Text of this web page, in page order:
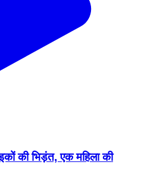
की भिड़ंत, एक महिला की